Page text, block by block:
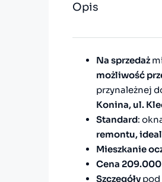
Opis
Na sprzedaż
możliwość
przynależnej
Konina, ul.
Standard:
remontu,
Mieszkanie
Cena
Szczegóły pod